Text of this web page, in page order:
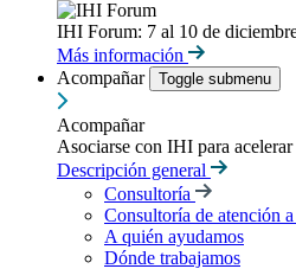
IHI Forum: 7 al 10 de
Más información
Acompañar
Toggle submenu
Acompañar
Asociarse con IHI para
Descripción general
Consultoría
Consultoría de atención
A quién ayudamos
Dónde trabajamos